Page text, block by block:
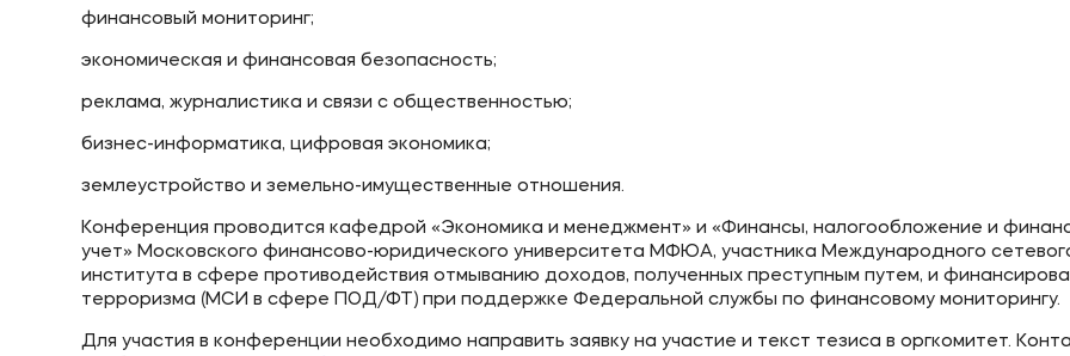
финансовый мониторинг;
экономическая и финансовая безопасность;
реклама, журналистика и связи с общественностью;
бизнес-информатика, цифровая экономика;
землеустройство и земельно-имущественные отношения.
Конференция проводится кафедрой «Экономика и менеджмент» и «Финансы, налогообложение и
учет» Московского финансово-юридического университета МФЮА, участника Международного
института в сфере противодействия отмыванию доходов, полученных преступным путем, и
терроризма (МСИ в сфере ПОД/ФТ) при поддержке Федеральной службы по финансовому мониторингу.
Для участия в конференции необходимо направить заявку на участие и текст тезиса в оргкомитет.